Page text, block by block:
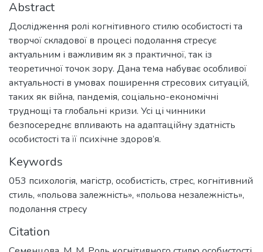
Abstract
Дослідження ролі когнітивного стилю особистості та
творчої складової в процесі подолання стресує
актуальним і важливим як з практичної, так із
теоретичної точок зору. Дана тема набуває особливої
актуальності в умовах поширення стресових ситуацій,
таких як війна, пандемія, соціально-економічні
труднощі та глобальні кризи. Усі ці чинники
безпосереднє впливають на адаптаційну здатність
особистості та її психічне здоров’я.
Keywords
053 психологія, магістр, особистість, стрес, когнітивний
стиль, «польова залежність», «польова незалежність»,
подолання стресу
Citation